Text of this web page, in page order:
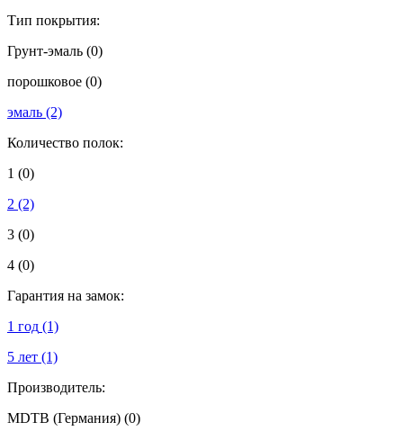
Тип покрытия:
Грунт-эмаль (0)
порошковое (0)
эмаль (2)
Количество полок:
1 (0)
2 (2)
3 (0)
4 (0)
Гарантия на замок:
1 год (1)
5 лет (1)
Производитель:
MDTB (Германия) (0)